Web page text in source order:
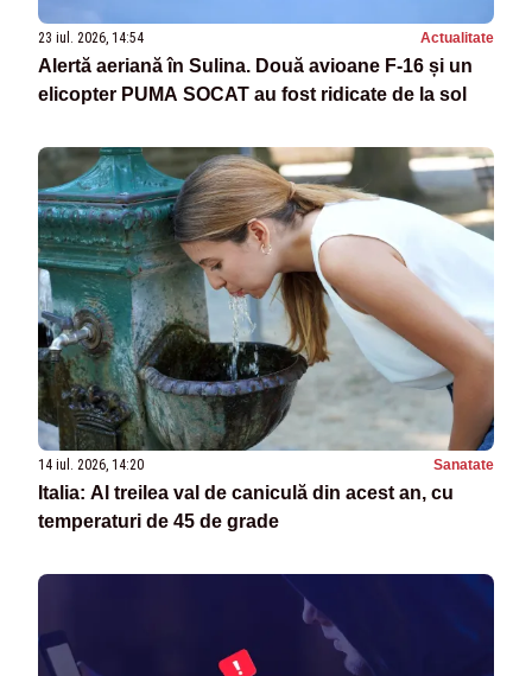
23 iul. 2026, 14:54 Actualitate
Alertă aeriană în Sulina. Două avioane F-16 și un
elicopter PUMA SOCAT au fost ridicate de la sol
14 iul. 2026, 14:20 Sanatate
Italia: Al treilea val de caniculă din acest an, cu
temperaturi de 45 de grade